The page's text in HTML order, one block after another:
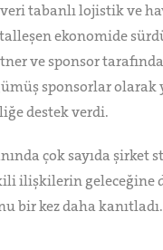
tabanlı lojistik ve
ekonomide
ve sponsor
sponsorlar olarak
destek verdi.
çok sayıda
ilişkilerin geleceğine
bir kez daha kanıtladı.